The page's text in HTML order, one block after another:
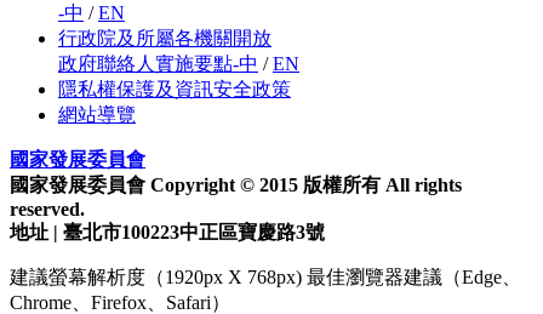
-中 /EN
行政院及所屬各機關開放
政府聯絡人實施要點-中 /EN
隱私權保護及資訊安全政策
網站導覽
國家發展委員會
國家發展委員會 Copyright © 2015 版權所有 All rights
reserved.
地址 | 臺北市100223中正區寶慶路3號
建議螢幕解析度（1920px X 768px) 最佳瀏覽器建議（Edge、
Chrome、Firefox、Safari）